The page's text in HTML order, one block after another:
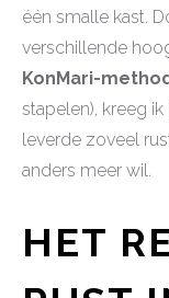
één smalle kast.
verschillende
KonMari-
stapelen), kreeg
leverde zoveel
anders meer wil.
HET